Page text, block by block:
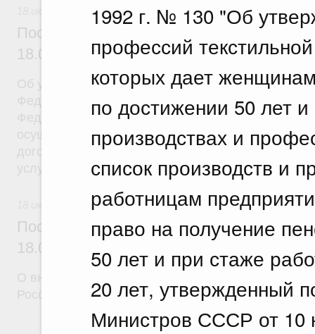
1992 г. № 130 "Об
профессий
которых дает
по достижении 50 лет
производствах и
список производств и
работницам
право на получение
50 лет и при стаже
20 лет, утвержденный
Министров СССР от 10
Постановление Правительства
18.07.2026 г. № 908
Об утверждении Правил уведомления частным
Федеральной службы войск национальной
Федерации (территориального органа),
осуществление частной детективной
договора на оказание сыскных услуг и об
Постановление Правительства
18.07.2026 г. № 910
Российской Федерации